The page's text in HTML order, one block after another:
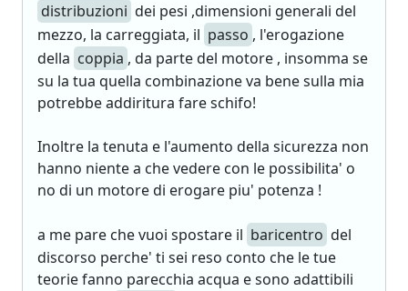
distribuzioni dei pesi ,dimensioni generali del
mezzo, la carreggiata, il passo , l'erogazione
della coppia , da parte del motore , insomma se
su la tua quella combinazione va bene sulla mia
potrebbe addiritura fare schifo!
Inoltre la tenuta e l'aumento della sicurezza non
hanno niente a che vedere con le possibilita' o
no di un motore di erogare piu' potenza !
a me pare che vuoi spostare il baricentro del
discorso perche' ti sei reso conto che le tue
teorie fanno parecchia acqua e sono adattibili